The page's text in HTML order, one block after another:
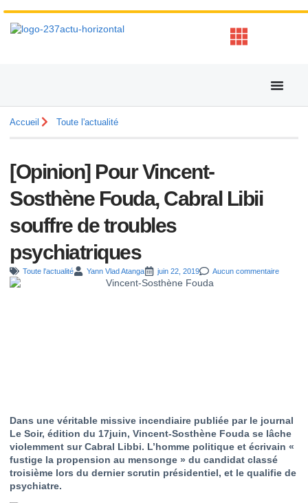
Accueil Toute l'actualité
[Opinion] Pour Vincent-
Sosthène Fouda, Cabral Libii
souffre de troubles
psychiatriques
Toute l'actualité Yann Vlad Atanga juin 22, 2019 Aucun commentaire
Dans une véritable missive incendiaire publiée par le journal
Le Soir, édition du 17juin, Vincent-Sosthène Fouda se lâche
violemment sur Cabral Libbi. L’homme politique et écrivain «
fustige la propension au mensonge » du candidat classé
troisième lors du dernier scrutin présidentiel, et le qualifie de
psychiatre.